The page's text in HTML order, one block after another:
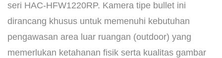
seri HAC-HFW1220RP. Kamera tipe bullet ini
dirancang khusus untuk memenuhi kebutuhan
pengawasan area luar ruangan (outdoor) yang
memerlukan ketahanan fisik serta kualitas gambar